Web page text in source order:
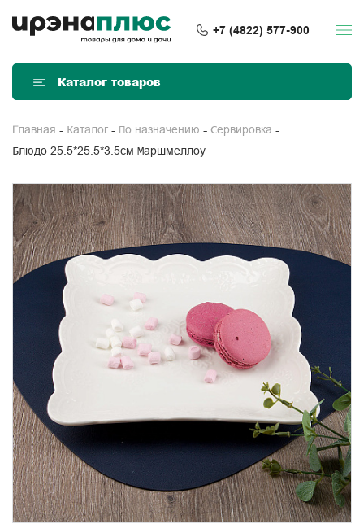
+7 (4822) 577-900
Каталог товаров
Главная Каталог По назначению
Сервировка
Блюдо 25.5*25.5*3.5см Маршмеллоу